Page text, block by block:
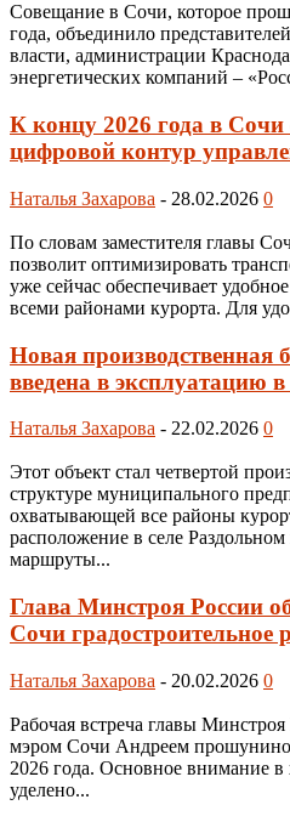
Совещание в Сочи, которое
года, объединило
власти, администрации
энергетических компаний –
К концу 2026 года в Сочи
цифровой контур
Наталья Захарова - 28.02.2026 0
По словам заместителя главы
позволит оптимизировать
уже сейчас обеспечивает
всеми районами курорта. Для
Новая производственная
введена в эксплуатацию
Наталья Захарова - 22.02.2026 0
Этот объект стал четвертой
структуре муниципального
охватывающей все районы
расположение в селе
маршруты...
Глава Минстроя России
Сочи градостроительное
Наталья Захарова - 20.02.2026 0
Рабочая встреча главы
мэром Сочи Андреем
2026 года. Основное внимание
уделено...